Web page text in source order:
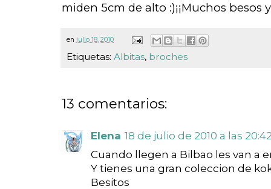
miden 5cm de alto :)¡¡Muchos
en julio 18, 2010
Etiquetas: Albitas, broches
13 comentarios:
Elena 18 de julio de 2010 a las
Cuando llegen a Bilbao les van a
Y tienes una gran coleccion de
Besitos